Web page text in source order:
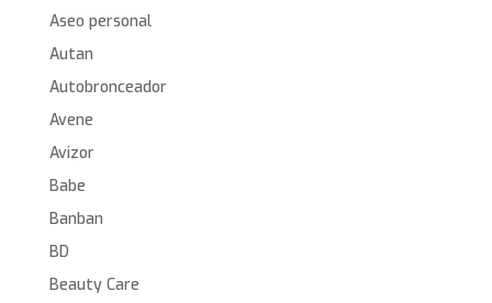
Aseo personal
Autan
Autobronceador
Avene
Avizor
Babe
Banban
BD
Beauty Care